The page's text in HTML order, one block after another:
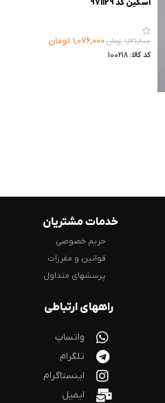
اسکین کد 971129
۱,۱۳۱,۸۰۰ تومان ۱,۰۷۶,۰۰۰ تومان
کد کالا: 100218
خدمات مشتریان
حریم خصوصی
قوانین و مقررات
پرسشهای متداول
راههای ارتباطی
واتساپ
تلگرام
اینستاگرام
ایمیل